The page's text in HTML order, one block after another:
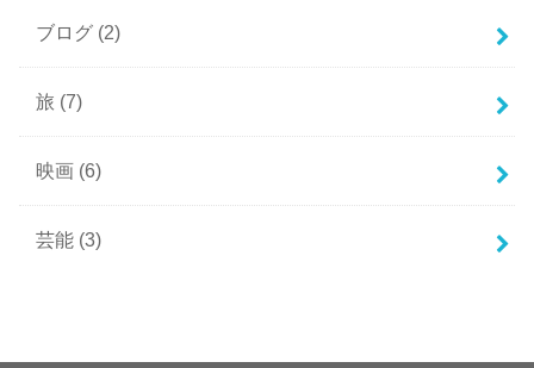
ブログ (2)
旅 (7)
映画 (6)
芸能 (3)